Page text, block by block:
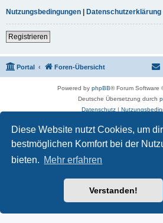
Diese Website nutzt Cookies, um
bestmöglichen Komfort bei der
bieten. Mehr erfahren
Verstanden!
Nutzungsbedingungen | Datenschutzerklärung
Registrieren
Portal Foren-Übersicht
Powered by phpBB® Forum Software
Deutsche Übersetzung durch
Datenschutz|